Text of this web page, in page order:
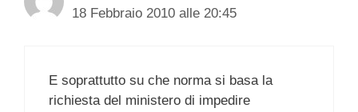
18 Febbraio 2010 alle 20:45
E soprattutto su che norma si basa la
richiesta del ministero di impedire